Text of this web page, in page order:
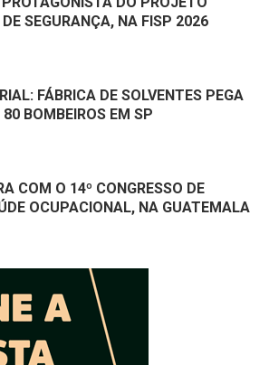
SEGURANÇA, NA FISP 2026
FÁBRICA DE SOLVENTES PEGA
BOMBEIROS EM SP
COM O 14º CONGRESSO DE
OCUPACIONAL, NA GUATEMALA